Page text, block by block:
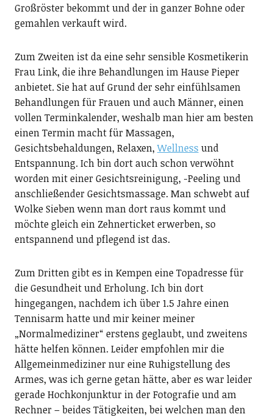
Großröster bekommt und der in ganzer Bohne oder
gemahlen verkauft wird.
Zum Zweiten ist da eine sehr sensible Kosmetikerin
Frau Link, die ihre Behandlungen im Hause Pieper
anbietet. Sie hat auf Grund der sehr einfühlsamen
Behandlungen für Frauen und auch Männer, einen
vollen Terminkalender, weshalb man hier am besten
einen Termin macht für Massagen,
Gesichtsbehaldungen, Relaxen,Wellness und
Entspannung. Ich bin dort auch schon verwöhnt
worden mit einer Gesichtsreinigung, -Peeling und
anschließender Gesichtsmassage. Man schwebt auf
Wolke Sieben wenn man dort raus kommt und
möchte gleich ein Zehnerticket erwerben, so
entspannend und pflegend ist das.
Zum Dritten gibt es in Kempen eine Topadresse für
die Gesundheit und Erholung. Ich bin dort
hingegangen, nachdem ich über 1.5 Jahre einen
Tennisarm hatte und mir keiner meiner
„Normalmediziner“ erstens geglaubt, und zweitens
hätte helfen können. Leider empfohlen mir die
Allgemeinmediziner nur eine Ruhigstellung des
Armes, was ich gerne getan hätte, aber es war leider
gerade Hochkonjunktur in der Fotografie und am
Rechner – beides Tätigkeiten, bei welchen man den